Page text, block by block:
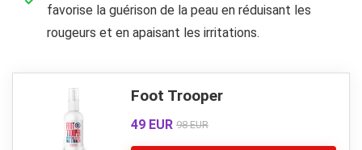
favorise la guérison de la peau en réduisant les
rougeurs et en apaisant les irritations.
Foot Trooper
49 EUR 98 EUR